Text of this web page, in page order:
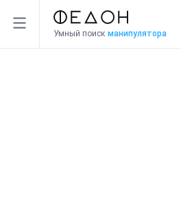
Умный поиск манипулятора